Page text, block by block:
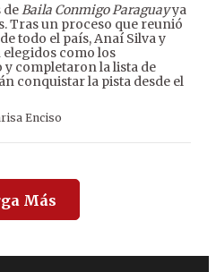
deBaila Conmigo Paraguayya
Tras un proceso que reunió
todo el país, Anaí Silva y
como los
completaron la lista de
conquistar la pista desde el
Enciso
Más